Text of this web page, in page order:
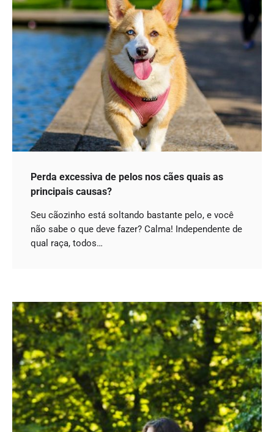
Perda excessiva de pelos nos cães quais as
principais causas?
Seu cãozinho está soltando bastante pelo, e você
não sabe o que deve fazer? Calma! Independente de
qual raça, todos…